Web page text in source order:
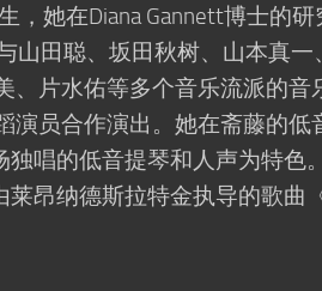
，她在Diana Gannett博士的
山田聪、坂田秋树、山本真
、片水佑等多个音乐流派的音
演员合作演出。她在斋藤的低
唱的低音提琴和人声为特色
昂纳德斯拉特金执导的歌曲